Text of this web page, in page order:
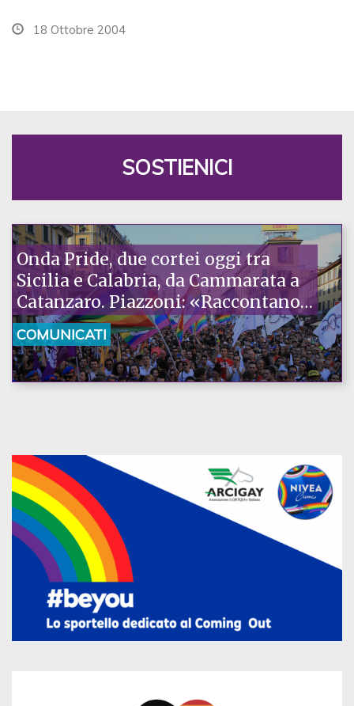
18 Ottobre 2004
SOSTIENICI
Onda Pride, due cortei oggi tra
Sicilia e Calabria, da Cammarata a
Catanzaro. Piazzoni: «Raccontano
la nostra ostinazione»
COMUNICATI